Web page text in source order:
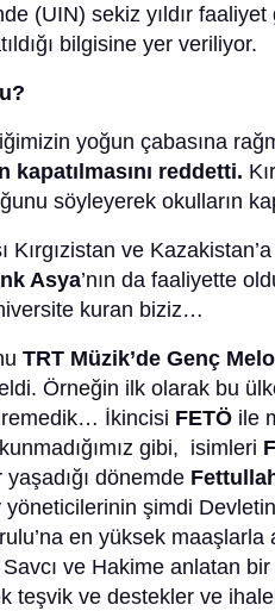
(UIN) sekiz yıldır faaliyet
bilgisine yer veriliyor.
yoğun çabasına
kapatılmasını reddetti.
söyleyerek okulların
Kırgızistan ve
Asya’nın da faaliyette
kuran biziz…
TRT Müzik’de Genç
Örneğin ilk olarak bu
İkincisi FETÖ ile
gibi, isimleri
dönemde
şimdi
en yüksek maaşlarla
ve Hakime anlatan
teşvik ve destekler ve